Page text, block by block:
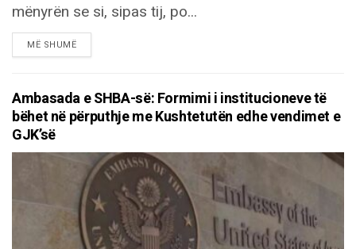
mënyrën se si, sipas tij, po...
MË SHUMËDETAILS
Ambasada e SHBA-së: Formimi i institucioneve të
bëhet në përputhje me Kushtetutën edhe vendimet e
GJK’së